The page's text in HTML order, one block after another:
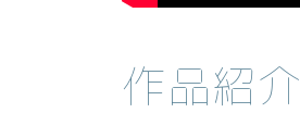
作品紹介